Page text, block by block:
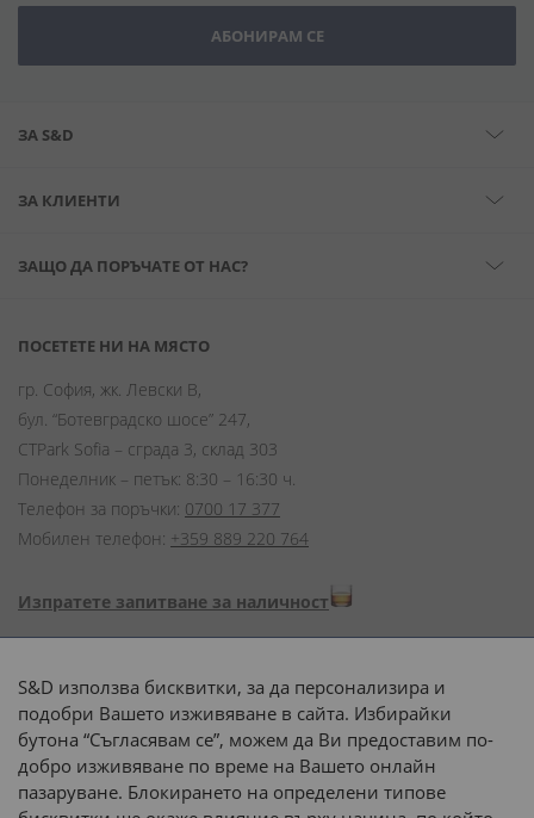
АБОНИРАМ СЕ
ЗА S&D
ЗА КЛИЕНТИ
ЗАЩО ДА ПОРЪЧАТЕ ОТ НАС?
ПОСЕТЕТЕ НИ НА МЯСТО
гр. София, жк. Левски В,
бул. “Ботевградско шосе” 247,
CTPark Sofia – сграда 3, склад 303
Понеделник – петък: 8:30 – 16:30 ч.
Телефон за поръчки: 0700 17 377
Мобилен телефон: +359 889 220 764
Изпратете запитване за наличност
Начини на плащане:
Доставка до адрес с:
S&D използва бисквитки, за да персонализира и
подобри Вашето изживяване в сайта. Избирайки
бутона “Съгласявам се”, можем да Ви предоставим по-
добро изживяване по време на Вашето онлайн
пазаруване. Блокирането на определени типове